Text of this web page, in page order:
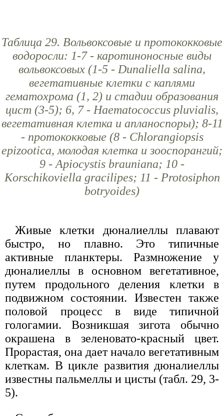
Таблица 29. Вольвоксовые и протококковые
водоросли: 1-7 - каротиноносные виды
вольвоксовых (1-5 - Dunaliella salina,
вегетативные клетки с каплями
гематохрома (1, 2) и стадии образования
цист (3-5); 6, 7 - Haematococcus pluvialis,
вегетативная клетка и апланоспоры); 8-11
- протококковые (8 - Chlorangiopsis
epizootica, молодая клетка и зооспорангий;
9 - Apiocystis brauniana; 10 -
Korschikoviella gracilipes; 11 - Protosiphon
botryoides)
Живые клетки дюналиеллы плавают
быстро, но плавно. Это типичные
активные планктеры. Размножение у
дюналиеллы в основном вегетативное,
путем продольного деления клетки в
подвижном состоянии. Известен также
половой процесс в виде типичной
гологамии. Возникшая зигота обычно
окрашена в зеленовато-красный цвет.
Прорастая, она дает начало вегетативным
клеткам. В цикле развития дюналиеллы
известны пальмеллы и цисты (табл. 29, 3-
5).